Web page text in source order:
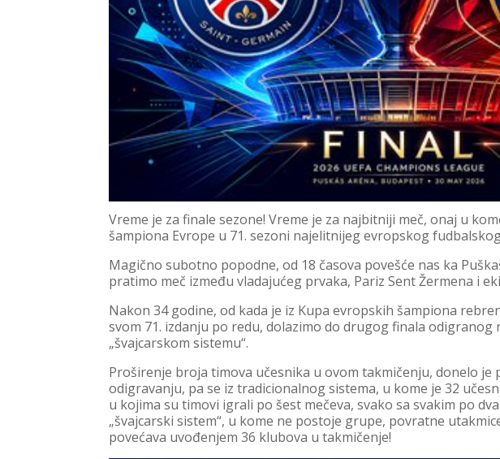
Vreme je za finale sezone! Vreme je za najbitniji meč, onaj u
šampiona Evrope u 71. sezoni najelitnijeg evropskog
Magično subotno popodne, od 18 časova povešće nas ka
pratimo meč između vladajućeg prvaka, Pariz Sent Žermena i
Nakon 34 godine, od kada je iz Kupa evropskih šampiona
svom 71. izdanju po redu, dolazimo do drugog finala
„švajcarskom sistemu“.
Proširenje broja timova učesnika u ovom takmičenju, donelo
odigravanju, pa se iz tradicionalnog sistema, u kome je 32
u kojima su timovi igrali po šest mečeva, svako sa svakim po
„švajcarski sistem“, u kome ne postoje grupe, povratne
povećava uvođenjem 36 klubova u takmičenje!